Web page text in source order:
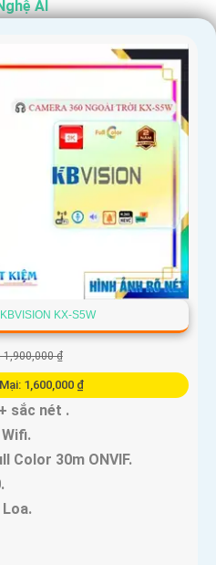
AI
KX-S5W
1,900,000 ₫
1,600,000 ₫
sắc nét .
Wifi.
Color 30m ONVIF.
Loa.